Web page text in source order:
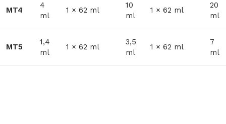
MT4
4
ml
1 × 62 ml
10
ml
1 × 62 ml
20
ml
MT5
1,4
ml
1 × 62 ml
3,5
ml
1 × 62 ml
7
ml